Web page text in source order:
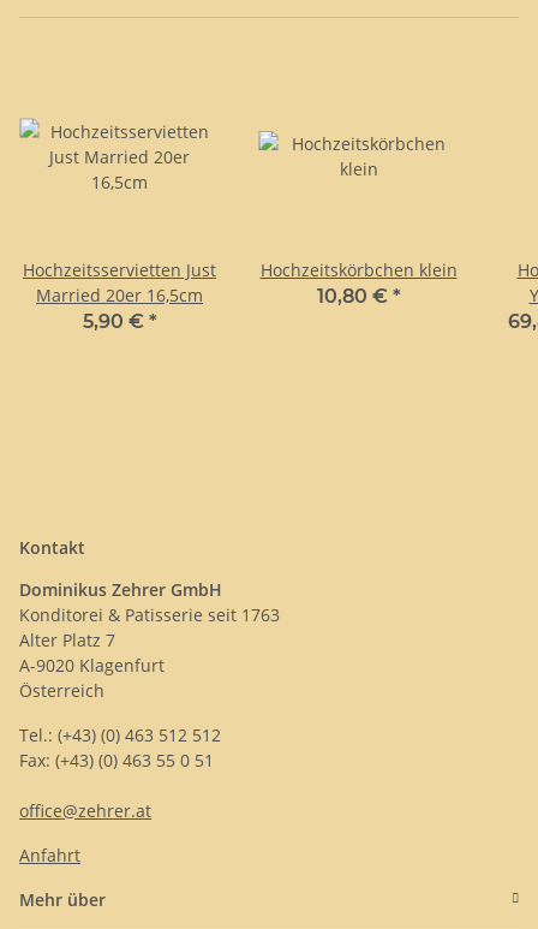
Hochzeitsservietten Just
Married 20er 16,5cm
5,90 € *
Hochzeitskörbchen klein
10,80 € *
Kontakt
Dominikus Zehrer GmbH
Konditorei & Patisserie seit 1763
Alter Platz 7
A-9020 Klagenfurt
Österreich
Tel.: (+43) (0) 463 512 512
Fax: (+43) (0) 463 55 0 51
office@zehrer.at
Anfahrt
Mehr über